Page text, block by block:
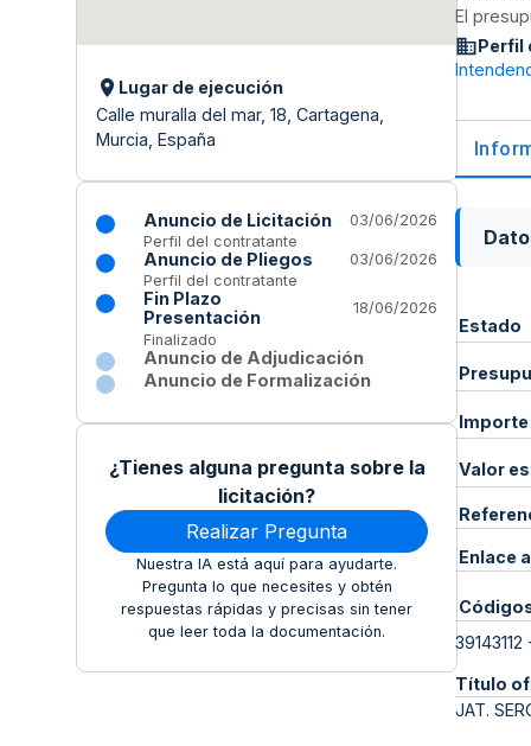
Lugar de ejecución
Calle muralla del mar, 18, Cartagena,
Murcia, España
Anuncio de Licitación
03/06/2026
Perfil del contratante
Anuncio de Pliegos
03/06/2026
Perfil del contratante
Fin Plazo
Presentación
18/06/2026
Finalizado
Anuncio de Adjudicación
Anuncio de Formalización
¿Tienes alguna pregunta sobre la
licitación?
Realizar Pregunta
Nuestra IA está aquí para ayudarte.
Pregunta lo que necesites y obtén
respuestas rápidas y precisas sin tener
que leer toda la documentación.
El
Perfil
Estado
Valor
Enlace
39143112
Título
JAT.